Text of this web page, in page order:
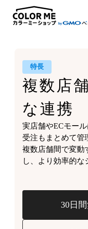
特長
複数店
な連携
実店舗やECモール
受注もまとめて管
複数店舗間で変動
し、 より効率的な
30日